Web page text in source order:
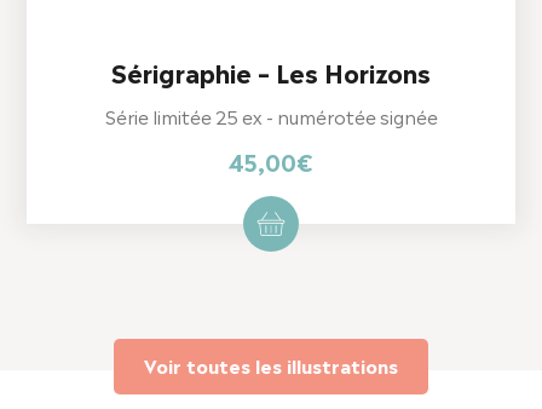
Sérigraphie – Les Horizons
Série limitée 25 ex - numérotée signée
45,00€
Voir toutes les illustrations